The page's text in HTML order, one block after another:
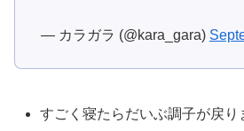
— カラガラ (@kara_gara)
すごく寝たらだいぶ調子が戻り